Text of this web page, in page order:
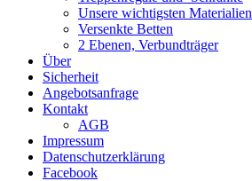
Unsere wichtigsten Materialien
Versenkte Betten
2 Ebenen, Verbundträger
Über
Sicherheit
Angebotsanfrage
Kontakt
AGB
Impressum
Datenschutzerklärung
Facebook